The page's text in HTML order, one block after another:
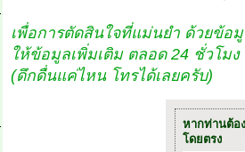
เพื่อการตัดสินใจที่แม่นยำ ด้วยข้อ
ให้ข้อมูลเพิ่มเติม ตลอด 24 ชั่วโม
(ดึกดื่นแค่ไหน โทรได้เลยครับ)
หากท่านต้อ
โดยตรง